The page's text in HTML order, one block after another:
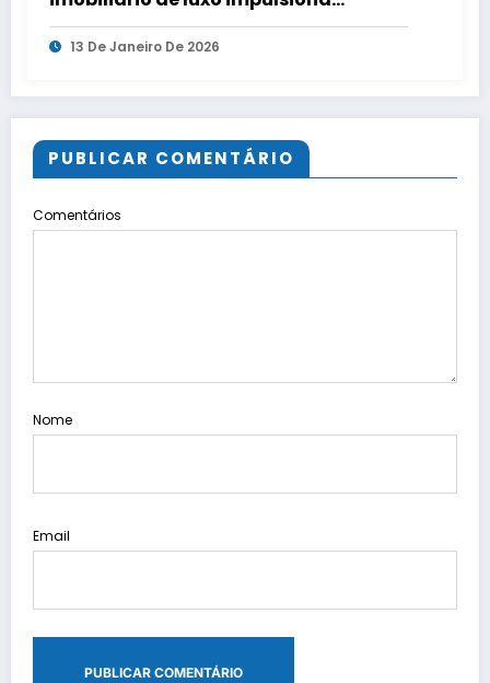
valorização, liquidez e redução de
custos
13 De Janeiro De 2026
PUBLICAR COMENTÁRIO
Comentários
Nome
Email